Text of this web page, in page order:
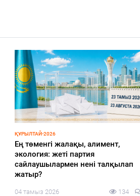
ҚҰРЫЛТАЙ-2026
Ең төменгі жалақы, алимент,
экология: жеті партия
сайлаушылармен нені талқылап
жатыр?
04 тамыз 2026 134